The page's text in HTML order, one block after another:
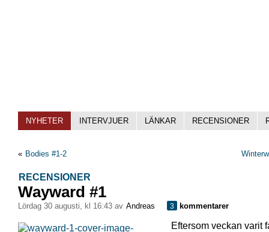
NYHETER INTERVJUER LÄNKAR RECENSIONER
« Bodies #1-2
RECENSIONER
Wayward #1
lördag 30 augusti, kl 16:43 av Andreas 3 kommentarer
Eftersom veckan varit